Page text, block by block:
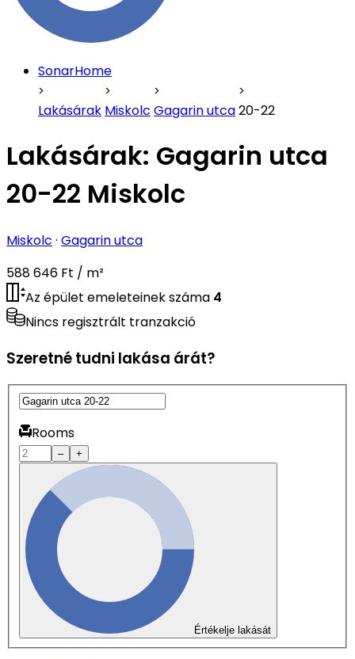
SonarHome
Lakásárak Miskolc Gagarin utca20-22
Lakásárak: Gagarin utca
20-22 Miskolc
Miskolc · Gagarin utca
588 646 Ft / m²
Az épület emeleteinek száma 4
Nincs regisztrált tranzakció
Szeretné tudni lakása árát?
Rooms
– +
Értékelje lakását